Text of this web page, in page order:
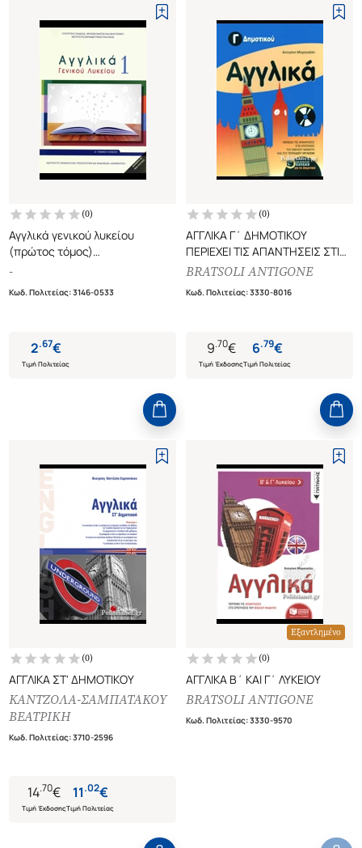
(0)
Αγγλικά γενικού λυκείου
(πρώτος τόμος)
-
Κωδ. Πολιτείας:3146-0533
2.67€
Τιμή Πολιτείας
(0)
ΑΓΓΛΙΚΑ Γ΄ ΔΗΜΟΤΙΚΟΥ
ΠΕΡΙΕΧΕΙ ΤΙΣ ΑΠΑΝΤΗΣΕΙΣ ΣΤΙΣ
ΕΡΩΤΗΣΕΙΣ ΤΟΥ ΒΙΒΛΙΟΥ
ΕΡΓΑΣΙΩΝ (+CD-AUDIO)
BRATSOLI ANTIGONE
Κωδ. Πολιτείας:3330-8016
9.70€
Τιμή Έκδοσης
6.79€
Τιμή Πολιτείας
(0)
ΑΓΓΛΙΚΑ ΣΤ' ΔΗΜΟΤΙΚΟΥ
ΚΑΝΤΖΟΛΑ-ΣΑΜΠΑΤΑΚΟΥ
ΒΕΑΤΡΙΚΗ
Κωδ. Πολιτείας:3710-2596
14.70€
Τιμή Έκδοσης
11.02€
Τιμή Πολιτείας
Εξαντλημένο
(0)
ΑΓΓΛΙΚΑ Β΄ ΚΑΙ Γ΄ ΛΥΚΕΙΟΥ
BRATSOLI ANTIGONE
Κωδ. Πολιτείας:3330-9570